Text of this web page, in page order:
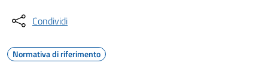
Condividi
Normativa di riferimento